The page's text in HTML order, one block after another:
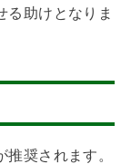
る助けとなりま
奨されます。